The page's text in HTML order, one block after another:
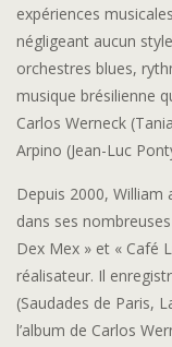
expériences
négligeant aucun
orchestres blues,
musique brésilienne
Carlos Werneck
Arpino (Jean-Luc
Depuis 2000,
dans ses
Dex Mex » et « Café
réalisateur. Il
(Saudades de Paris,
l’album de Carlos